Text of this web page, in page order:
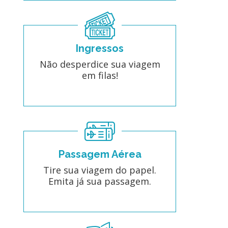
Ingressos
Não desperdice sua viagem
em filas!
Passagem Aérea
Tire sua viagem do papel.
Emita já sua passagem.